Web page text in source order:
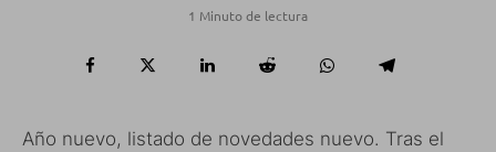
1 Minuto de lectura
Año nuevo, listado de novedades nuevo. Tras el